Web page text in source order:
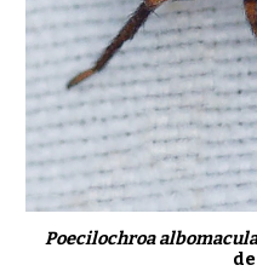
Poecilochroa